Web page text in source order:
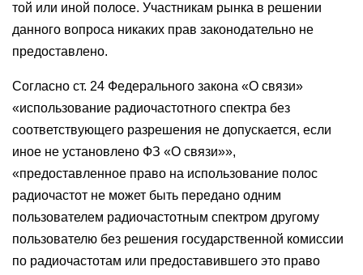
той или иной полосе. Участникам рынка в решении
данного вопроса никаких прав законодательно не
предоставлено.
Согласно ст. 24 Федерального закона «О связи»
«использование радиочастотного спектра без
соответствующего разрешения не допускается, если
иное не установлено ФЗ «О связи»»,
«предоставленное право на использование полос
радиочастот не может быть передано одним
пользователем радиочастотным спектром другому
пользователю без решения государственной комиссии
по радиочастотам или предоставившего это право